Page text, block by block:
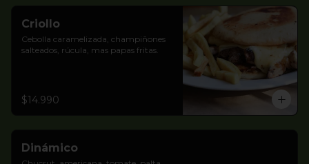
Criollo
Cebolla caramelizada, champiñones
salteados, rúcula, mas papas fritas.
$14.990
Dinámico